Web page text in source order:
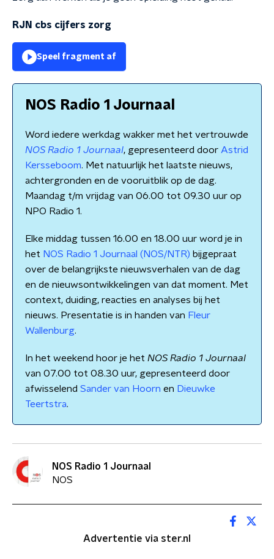
RJN cbs cijfers zorg
Speel fragment af
NOS Radio 1 Journaal
Word iedere werkdag wakker met het vertrouwde
NOS Radio 1 Journaal, gepresenteerd door Astrid
Kersseboom. Met natuurlijk het laatste nieuws,
achtergronden en de vooruitblik op de dag.
Maandag t/m vrijdag van 06.00 tot 09.30 uur op
NPO Radio 1.
Elke middag tussen 16.00 en 18.00 uur word je in
het NOS Radio 1 Journaal (NOS/NTR) bijgepraat
over de belangrijkste nieuwsverhalen van de dag
en de nieuwsontwikkelingen van dat moment. Met
context, duiding, reacties en analyses bij het
nieuws. Presentatie is in handen van Fleur
Wallenburg.
In het weekend hoor je het NOS Radio 1 Journaal
van 07.00 tot 08.30 uur, gepresenteerd door
afwisselend Sander van Hoorn en Dieuwke
Teertstra.
NOS Radio 1 Journaal
NOS
Advertentie via ster.nl